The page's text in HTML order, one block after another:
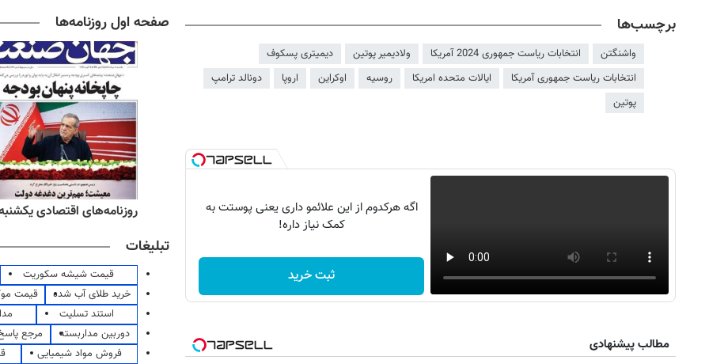
برچسب‌ها
واشنگتن انتخابات ریاست جمهوری 2024 آمریکا ولادیمیر پوتین
دیمیتری پسکوف
انتخابات ریاست جمهوری آمریکا
ایالات متحده امریکا روسیه اوکراین اروپا
دونالد ترامپ
پوتین
اگه هرکدوم از این علائمو داری یعنی پوستت به
کمک نیاز داره!
ثبت خرید
مطالب پیشنهادی
صفحه اول روزنامه‌ها
روزنامه‌های ورزشی یکشنبه ۱۸ مرداد ۱۴۰۵ روزنامه‌های اقتصادی یکشنبه ۱۸ مرداد
تبلیغات
قیمت شیشه سکوریت
خرید طلای آب شده
قیمت
استند تسلیت
دوربین مداربسته
مرجع
فروش مواد شیمیایی